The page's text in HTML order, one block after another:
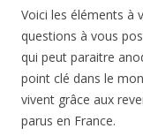
Voici les éléments à
questions à vous
qui peut paraitre
point clé dans le
vivent grâce aux
parus en France.